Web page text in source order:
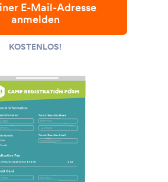
E-Mail-Adresse
anmelden
KOSTENLOS!